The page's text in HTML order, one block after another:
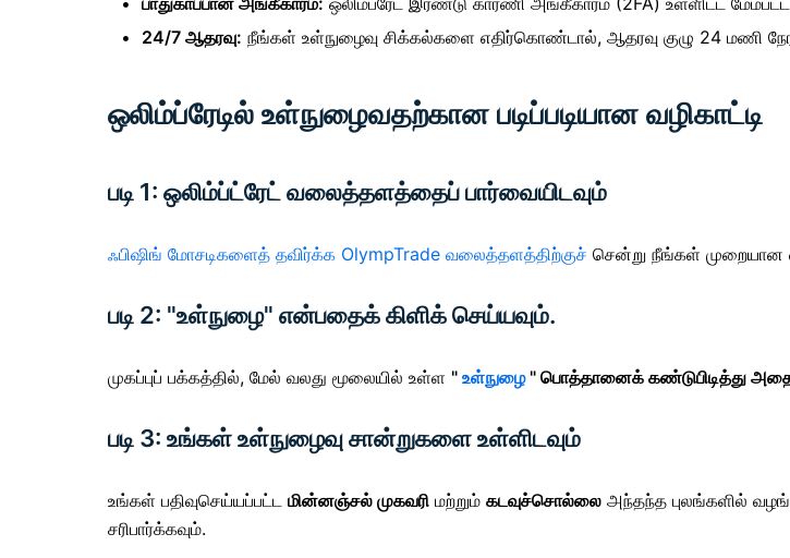
24/7 ஆதரவு: நீங்கள் உள்நுழைவு சிக்கல்களை எதிர்கொண்டால், ஆதரவு குழு 24 மணி
ஒலிம்ப்ரேடில் உள்நுழைவதற்கான படிப்படியான வழிகாட்டி
படி 1: ஒலிம்ப்ட்ரேட் வலைத்தளத்தைப் பார்வையிடவும்
ஃபிஷிங் மோசடிகளைத் தவிர்க்க OlympTrade வலைத்தளத்திற்குச் சென்று நீங்கள் முறையான
படி 2: "உள்நுழை" என்பதைக் கிளிக் செய்யவும்.
முகப்புப் பக்கத்தில், மேல் வலது மூலையில் உள்ள " உள்நுழை" பொத்தானைக் கண்டுபிடித்து
படி 3: உங்கள் உள்நுழைவு சான்றுகளை உள்ளிடவும்
உங்கள் பதிவுசெய்யப்பட்ட மின்னஞ்சல் முகவரி மற்றும் கடவுச்சொல்லை அந்தந்த புலங்களில்
சரிபார்க்கவும்.